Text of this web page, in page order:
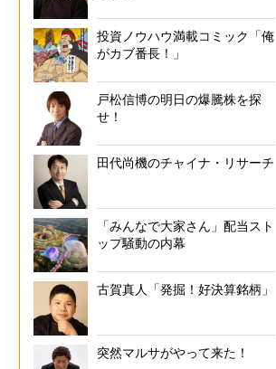
投資ノウハウ満載コミック「俺
がカブ番長！」
戸松信博の明日の爆騰株を探
せ！
田代尚機のチャイナ・リサーチ
「みんなで大家さん」配当スト
ップ騒動の内幕
古賀真人「発掘！好決算銘柄」
突然マルサがやって来た！